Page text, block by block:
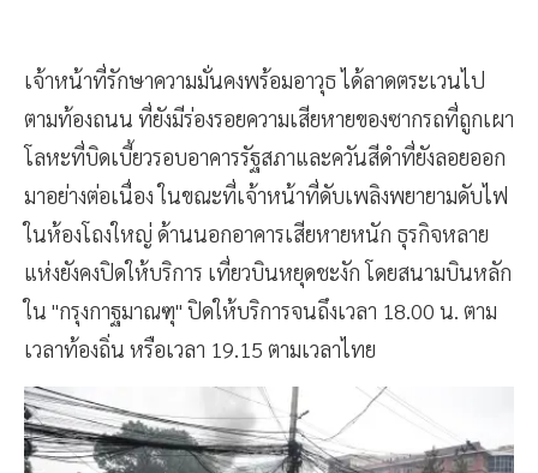
เจ้าหน้าที่รักษาความมั่นคงพร้อมอาวุธ ได้ลาดตระเวนไป
ตามท้องถนน ที่ยังมีร่องรอยความเสียหายของซากรถที่ถูกเผา
โลหะที่บิดเบี้ยวรอบอาคารรัฐสภาและควันสีดำที่ยังลอยออก
มาอย่างต่อเนื่อง ในขณะที่เจ้าหน้าที่ดับเพลิงพยายามดับไฟ
ในห้องโถงใหญ่ ด้านนอกอาคารเสียหายหนัก ธุรกิจหลาย
แห่งยังคงปิดให้บริการ เที่ยวบินหยุดชะงัก โดยสนามบินหลัก
ใน "กรุงกาฐมาณฑุ" ปิดให้บริการจนถึงเวลา 18.00 น. ตาม
เวลาท้องถิ่น หรือเวลา 19.15 ตามเวลาไทย